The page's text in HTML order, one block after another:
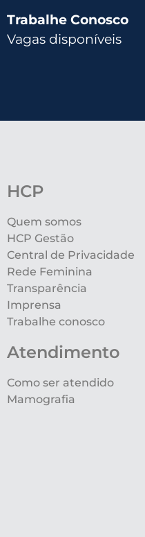
Trabalhe Conosco
Vagas disponíveis
HCP
Quem somos
HCP Gestão
Central de Privacidade
Rede Feminina
Transparência
Imprensa
Trabalhe conosco
Atendimento
Como ser atendido
Mamografia